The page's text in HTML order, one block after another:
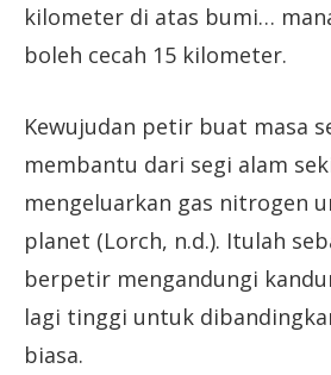
kilometer di atas bumi…
boleh cecah 15 kilometer.
Kewujudan petir buat masa
membantu dari segi alam
mengeluarkan gas nitrogen
planet (Lorch, n.d.). Itulah
berpetir mengandungi
lagi tinggi untuk
biasa.